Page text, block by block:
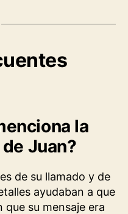
la
Juan?
de su llamado y de
ayudaban a que
su mensaje era